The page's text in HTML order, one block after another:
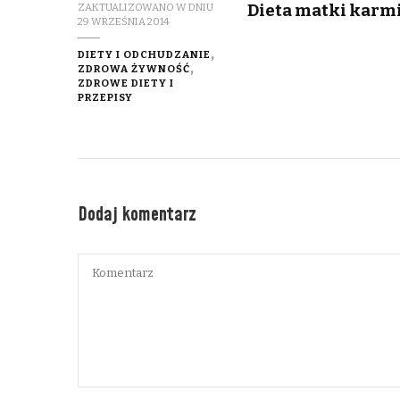
ZAKTUALIZOWANO W DNIU
29 WRZEŚNIA 2014
DIETY I ODCHUDZANIE
ZDROWA ŻYWNOŚĆ
ZDROWE DIETY I
PRZEPISY
Dieta matki
Dodaj komentarz